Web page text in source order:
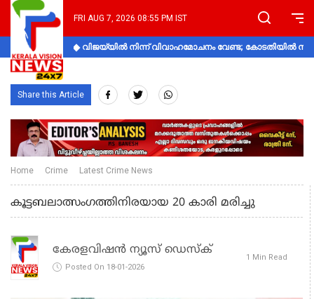
FRI AUG 7, 2026 08:55 PM IST
വിജയ്‌യിൽ നിന്ന് വിവാഹമോചനം വേണ്ട; കോടതിയിൽ
Share this Article
Home Crime Latest Crime News
കൂട്ടബലാത്സംഗത്തിനിരയായ 20 കാരി മരിച്ചു
കേരളവിഷൻ ന്യൂസ് ഡെസ്‌ക്
Posted On 18-01-2026
1 Min Read